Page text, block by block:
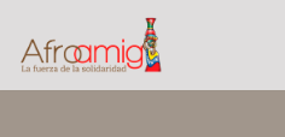
Saltar
al